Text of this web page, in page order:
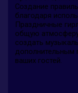
Создание
благодаря
Праздничные
общую
создать
дополнительным
ваших гостей.